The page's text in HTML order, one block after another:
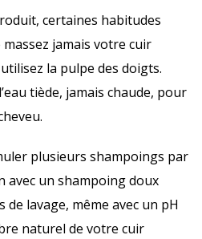
certaines habitudes
jamais votre cuir
la pulpe des doigts.
tiède, jamais chaude, pour
plusieurs shampoings par
avec un shampoing doux
de lavage, même avec un pH
naturel de votre cuir